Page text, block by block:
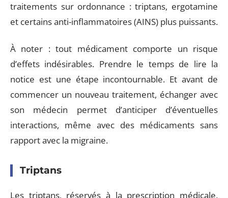
traitements sur ordonnance : triptans, ergotamine
et certains anti-inflammatoires (AINS) plus puissants.
À noter : tout médicament comporte un risque
d’effets indésirables. Prendre le temps de lire la
notice est une étape incontournable. Et avant de
commencer un nouveau traitement, échanger avec
son médecin permet d’anticiper d’éventuelles
interactions, même avec des médicaments sans
rapport avec la migraine.
Triptans
Les triptans, réservés à la prescription médicale,